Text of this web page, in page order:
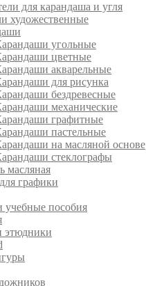
для карандаша и угля
художественные
угольные
цветные
акварельные
для рисунка
бездревесные
механические
графитные
пастельные
на масляной основе
стеклографы
масляная
графики
учебные пособия
этюдники